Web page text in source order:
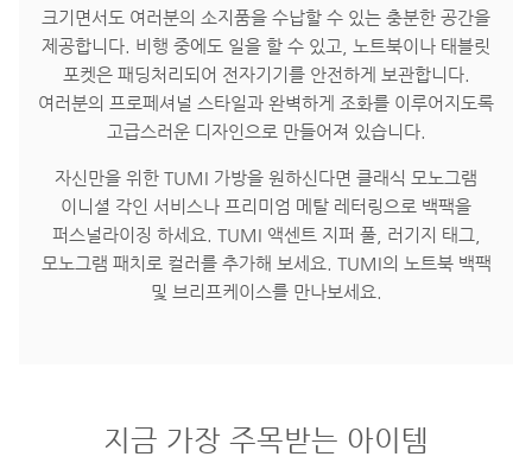
크기면서도 여러분의 소지품을 수납할 수 있는 충분한 공간을
제공합니다. 비행 중에도 일을 할 수 있고, 노트북이나 태블릿
포켓은 패딩처리되어 전자기기를 안전하게 보관합니다.
여러분의 프로페셔널 스타일과 완벽하게 조화를 이루어지도록
고급스러운 디자인으로 만들어져 있습니다.
자신만을 위한 TUMI 가방을 원하신다면 클래식 모노그램
이니셜 각인 서비스나 프리미엄 메탈 레터링으로 백팩을
퍼스널라이징 하세요. TUMI 액센트 지퍼 풀, 러기지 태그,
모노그램 패치로 컬러를 추가해 보세요. TUMI의 노트북 백팩
및 브리프케이스를 만나보세요.
지금 가장 주목받는 아이템